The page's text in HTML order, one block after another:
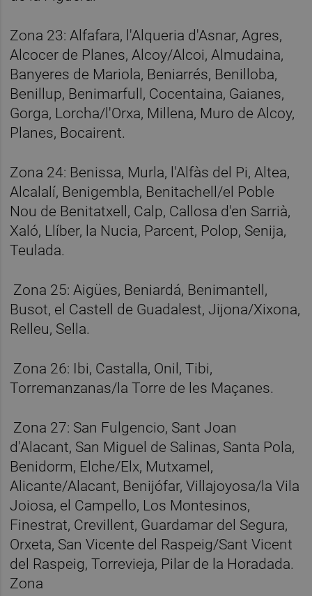
Zona 23: Alfafara, l'Alqueria d'Asnar, Agres,
Alcocer de Planes, Alcoy/Alcoi, Almudaina,
Banyeres de Mariola, Beniarrés, Benilloba,
Benillup, Benimarfull, Cocentaina, Gaianes,
Gorga, Lorcha/l'Orxa, Millena, Muro de Alcoy,
Planes, Bocairent.
Zona 24: Benissa, Murla, l'Alfàs del Pi, Altea,
Alcalalí, Benigembla, Benitachell/el Poble
Nou de Benitatxell, Calp, Callosa d'en Sarrià,
Xaló, Llíber, la Nucia, Parcent, Polop, Senija,
Teulada.
Zona 25: Aigües, Beniardá, Benimantell,
Busot, el Castell de Guadalest, Jijona/Xixona,
Relleu, Sella.
Zona 26: Ibi, Castalla, Onil, Tibi,
Torremanzanas/la Torre de les Maçanes.
Zona 27: San Fulgencio, Sant Joan
d'Alacant, San Miguel de Salinas, Santa Pola,
Benidorm, Elche/Elx, Mutxamel,
Alicante/Alacant, Benijófar, Villajoyosa/la Vila
Joiosa, el Campello, Los Montesinos,
Finestrat, Crevillent, Guardamar del Segura,
Orxeta, San Vicente del Raspeig/Sant Vicent
del Raspeig, Torrevieja, Pilar de la Horadada.
Zona